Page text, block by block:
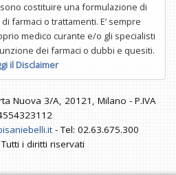
costituire una formulazione di
farmaci o trattamenti. E’ sempre
medico curante e/o gli specialisti
dei farmaci o dubbi e quesiti.
il Disclaimer
Nuova 3/A, 20121, Milano - P.IVA
- Tel: 02.63.675.300
i diritti riservati